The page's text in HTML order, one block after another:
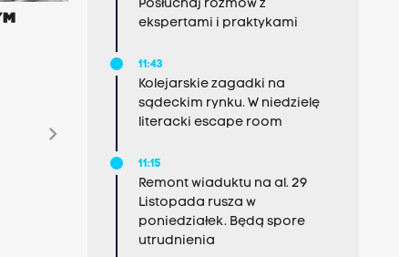
chevron_right
Posłuchaj rozmów z
ekspertami i praktykami
11:43
Kolejarskie zagadki na
sądeckim rynku. W niedzielę
literacki escape room
11:15
Remont wiaduktu na al. 29
Listopada rusza w
poniedziałek. Będą spore
utrudnienia